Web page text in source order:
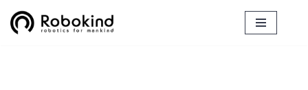
Zum